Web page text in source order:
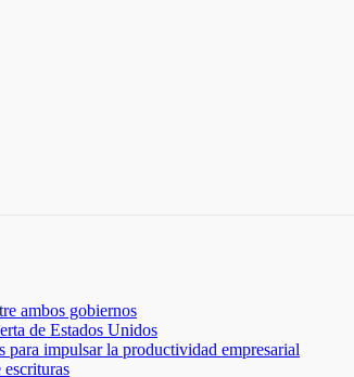
ambos gobiernos
de Estados Unidos
impulsar la productividad empresarial